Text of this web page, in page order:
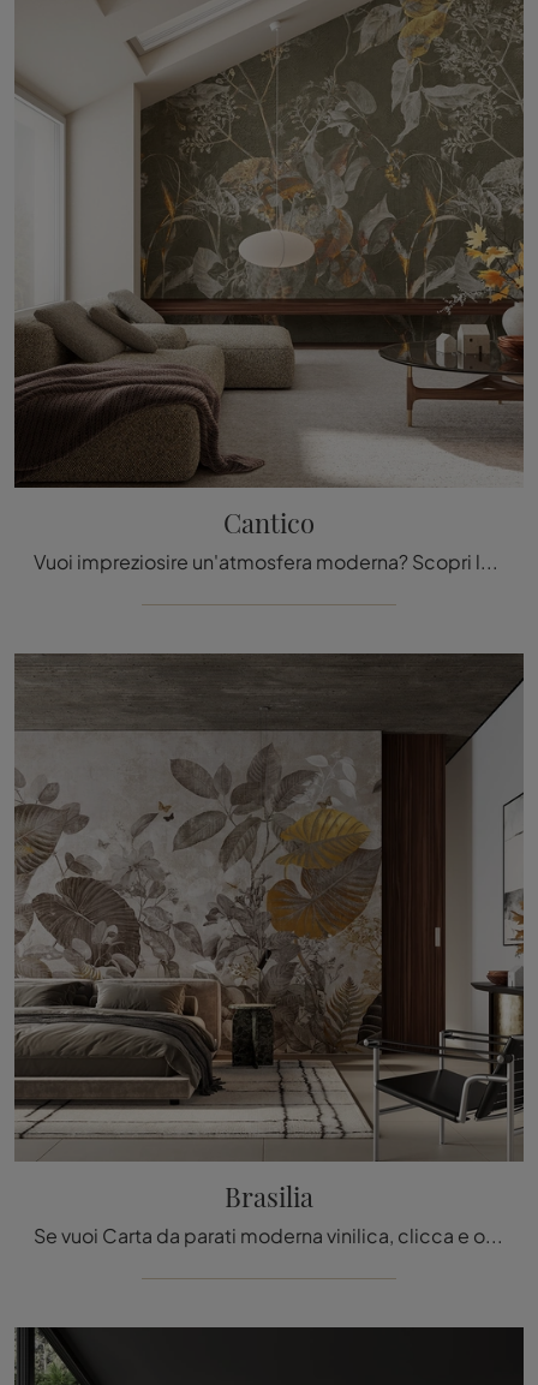
Cantico
Vuoi impreziosire un'atmosfera moderna? Scopri la Carta da parati vinilica di Inkiostro Bianco: il modello Cantico ti sta aspettando!
Brasilia
Se vuoi Carta da parati moderna vinilica, clicca e ottieni informazioni sulle varie proposte di Inkiostro Bianco come il modello Brasilia.